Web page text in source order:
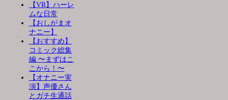
【VR】ハーレ
ムな日常
【おしがまオ
ナニー】
【おすすめ】
コミック総集
編 〜まずはこ
こから！〜
【オナニー実
演】声優さん
とガチ生通話